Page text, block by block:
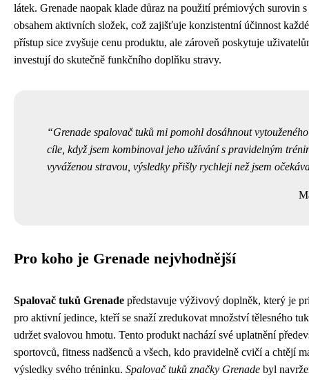
látek. Grenade naopak klade důraz na použití prémiových surovin
obsahem aktivních složek, což zajišťuje konzistentní účinnost
přístup sice zvyšuje cenu produktu, ale zároveň poskytuje
investují do skutečně funkčního doplňku stravy.
Grenade spalovač tuků mi pomohl dosáhnout
cíle, když jsem kombinoval jeho užívání s pravidelným
vyváženou stravou, výsledky přišly rychleji než jsem
Pro koho je Grenade nejvhodnější
Spalovač tuků Grenade představuje výživový doplněk, který je
pro aktivní jedince, kteří se snaží zredukovat množství tělesného
udržet svalovou hmotu. Tento produkt nachází své uplatnění
sportovců, fitness nadšenců a všech, kdo pravidelně cvičí a chtějí
výsledky svého tréninku. Spalovač tuků značky Grenade byl